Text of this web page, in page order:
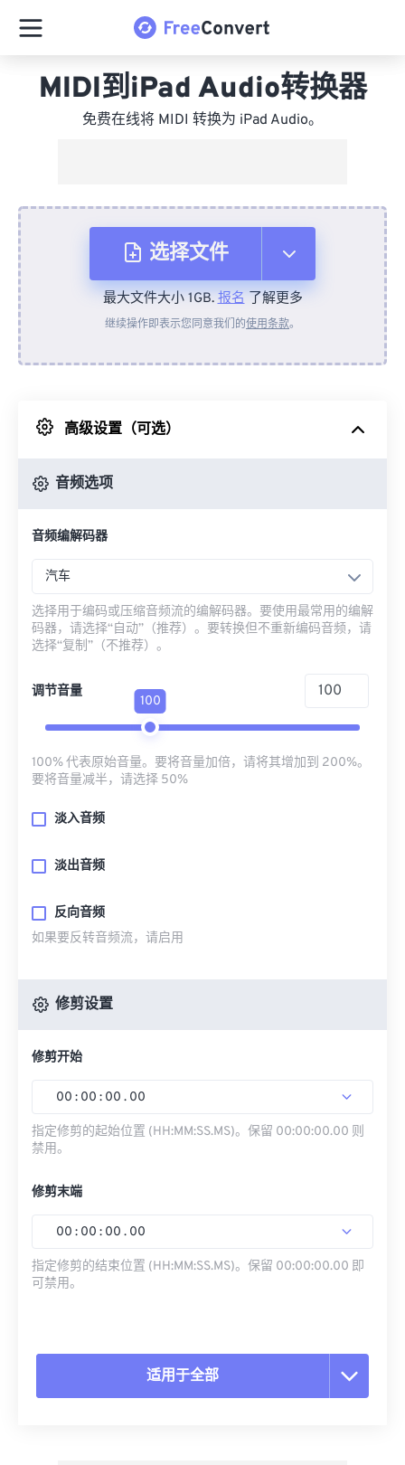
MIDI到iPad Audio转换器
免费在线将 MIDI 转换为 iPad Audio。
选择文件
从设备
来自 Google Drive
最大文件大小 1GB.报名了解更多
继续操作即表示您同意我们的使用条款。
高级设置（可选）
音频选项
音频编解码器
汽车
选择用于编码或压缩音频流的编解码器。要使用最常用的编解
码器，请选择“自动”（推荐）。要转换但不重新编码音频，请
选择“复制”（不推荐）。
调节音量
100
100% 代表原始音量。要将音量加倍，请将其增加到 200%。
要将音量减半，请选择 50%
淡入音频
淡出音频
反向音频
如果要反转音频流，请启用
修剪设置
修剪开始
00 : 00 : 00 . 00
指定修剪的起始位置 (HH:MM:SS.MS)。保留 00:00:00.00 则
禁用。
修剪末端
00 : 00 : 00 . 00
指定修剪的结束位置 (HH:MM:SS.MS)。保留 00:00:00.00 即
可禁用。
适用于全部